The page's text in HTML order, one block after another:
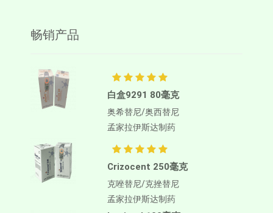
畅销产品
白盒9291 80毫克
奥希替尼/奥西替尼
孟家拉伊斯达制药
Crizocent 250毫克
克唑替尼/克挫替尼
孟家拉伊斯达制药